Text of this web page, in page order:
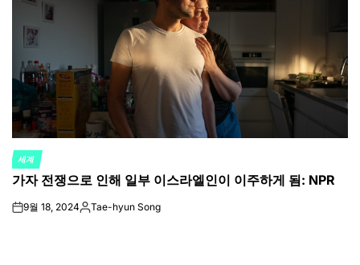
POSTED
IN
세계
가자 전쟁으로 인해 일부 이스라엘인이 이주하게 됨: NPR
on9월 18, 2024Posted
Tae-hyun Song